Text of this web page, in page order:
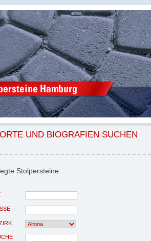
UND BIOGRAFIEN SUCHEN
Stolpersteine